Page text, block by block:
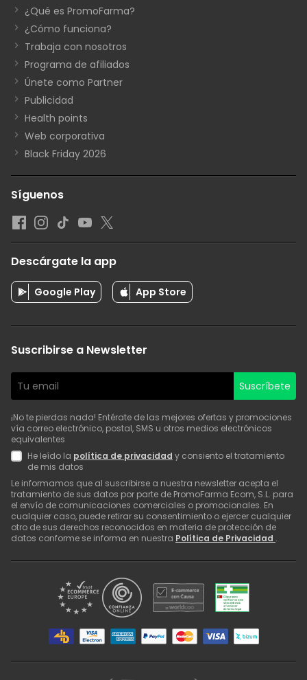
¿Qué es PromoFarma?
¿Cómo funciona?
Trabaja con nosotros
Programa de afiliados
Únete como Partner
Publicidad
Health points
Web corporativa
Black Friday 2026
Síguenos
Descárgate la app
Google Play App Store
Suscribirse a Newsletter
Suscríbete
¡No te pierdas nada! Entérate de las mejores ofertas y promociones
vía correo electrónico, postal, SMS u otros medios electrónicos
equivalentes
He leído la política de privacidad y consiento el tratamiento
de mis datos
Le informamos que al suscribirse a nuestra newsletter acepta el
tratamiento de sus datos por parte de PromoFarma Ecom, S.L. para
el envío de comunicaciones comerciales o promocionales. En
cualquier caso, puede retirar su consentimiento o ejercer cualquier
otro de sus derechos reconocidos en materia de protección de
datos conforme se informa en nuestra Política de Privacidad .